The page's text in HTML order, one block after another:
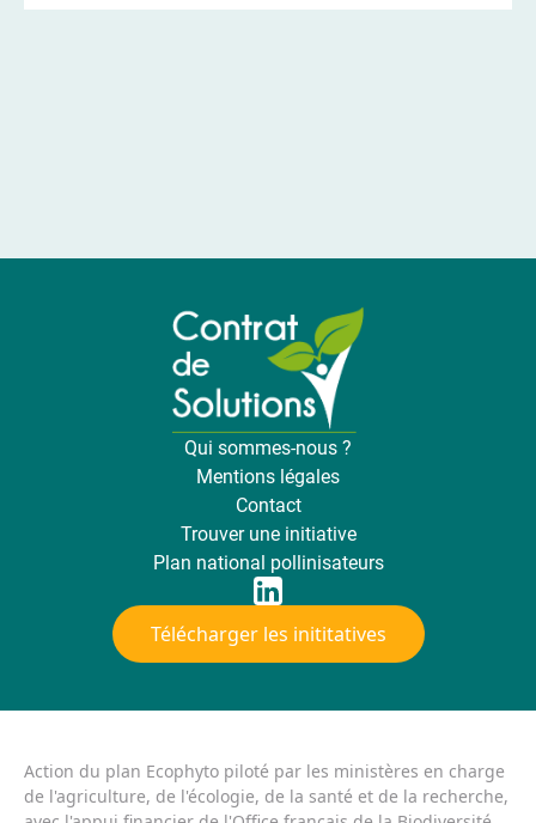
Qui sommes-nous ?
Mentions légales
Contact
Trouver une initiative
Plan national pollinisateurs
Télécharger les inititatives
Action du plan Ecophyto piloté par les ministères en charge
de l'agriculture, de l'écologie, de la santé et de la recherche,